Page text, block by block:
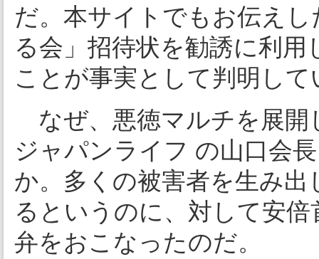
だ。本サイトでもお伝え
る会」招待状を勧誘に利
ことが事実として判明して
なぜ、悪徳マルチを展開
ジャパンライフ の山口会
か。多くの被害者を生み
るというのに、対して安
弁をおこなったのだ。